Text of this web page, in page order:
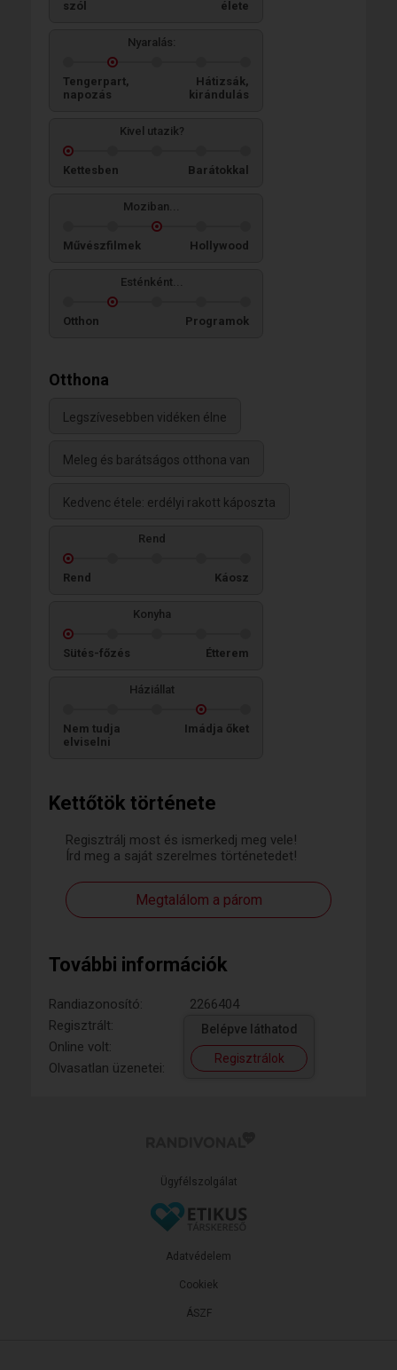
Kettőtök története
Regisztrálj most és ismerkedj meg vele!
Írd meg a saját szerelmes történetedet!
Megtalálom a párom
További információk
Randiazonosító:
2266404
Regisztrált:
Online volt:
Olvasatlan üzenetei:
Belépve láthatod
Regisztrálok
szól élete
Nyaralás:
Tengerpart,
napozás
Hátizsák,
kirándulás
Kivel utazik?
Kettesben Barátokkal
Moziban...
Művészfilmek Hollywood
Esténként...
Otthon Programok
Otthona
Legszívesebben vidéken élne
Meleg és barátságos otthona van
Kedvenc étele: erdélyi rakott káposzta
Rend
Rend Káosz
Konyha
Sütés-főzés Étterem
Háziállat
Nem tudja
elviselni
Imádja őket
Ügyfélszolgálat
ÁSZF
Adatvédelem
Cookiek